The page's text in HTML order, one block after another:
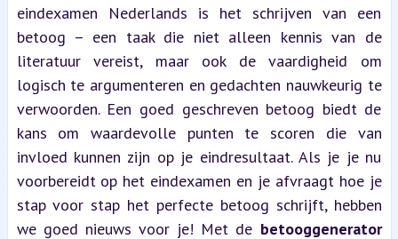
eindexamen Nederlands is het schrijven van een
betoog – een taak die niet alleen kennis van de
literatuur vereist, maar ook de vaardigheid om
logisch te argumenteren en gedachten nauwkeurig te
verwoorden. Een goed geschreven betoog biedt de
kans om waardevolle punten te scoren die van
invloed kunnen zijn op je eindresultaat. Als je je nu
voorbereidt op het eindexamen en je afvraagt hoe je
stap voor stap het perfecte betoog schrijft, hebben
we goed nieuws voor je! Met de betooggenerator